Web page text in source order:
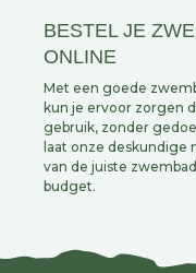
BESTEL JE
ONLINE
Met een goede
kun je ervoor zorgen
gebruik, zonder
laat onze deskundige
van de juiste
budget.